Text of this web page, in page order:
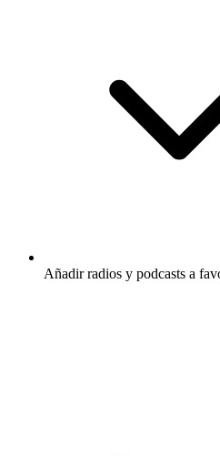
Añadir radios y podcasts a